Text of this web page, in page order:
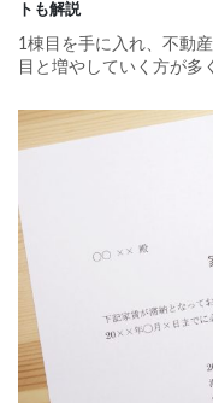
トも解説
1棟目を手に入れ、不動
目と増やしていく方が多